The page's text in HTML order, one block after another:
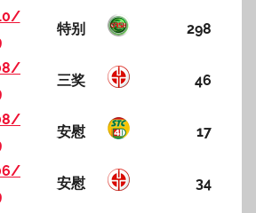
特别 298
三奖 46
安慰 17
安慰 34